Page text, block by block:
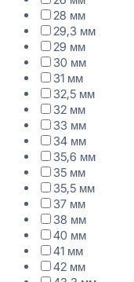
28 мм
29,3 мм
29 мм
30 мм
31 мм
32,5 мм
32 мм
33 мм
34 мм
35,6 мм
35 мм
35,5 мм
37 мм
38 мм
40 мм
41 мм
42 мм